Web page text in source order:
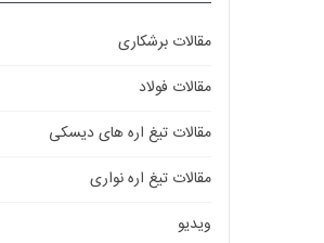
مقالات برشکاری
مقالات فولاد
مقالات تیغ اره های دیسکی
مقالات تیغ اره نواری
ویدیو